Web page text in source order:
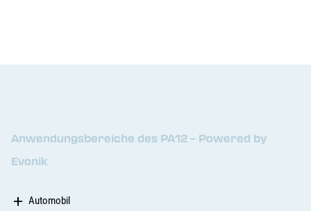
Anwendungsbereiche des PA12 – Powered by
Evonik
Automobil